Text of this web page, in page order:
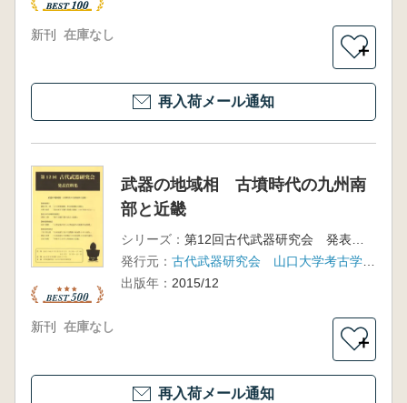
新刊 在庫なし
＋
再入荷メール通知
武器の地域相 古墳時代の九州南
部と近畿
シリーズ：
第12回古代武器研究会 発表資料集
発行元：
古代武器研究会 山口大学考古学研究室
出版年： 2015/12
新刊 在庫なし
＋
再入荷メール通知